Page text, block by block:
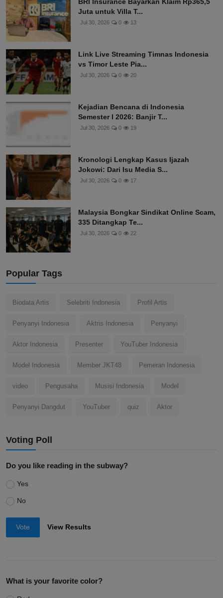
Juta untuk Villa T...
Jul 30, 2026 0 13
Link Live Streaming Timnas Indonesia
vs Timor Leste Pia...
Jul 30, 2026 0 20
Kejadian Bencana di Indonesia
Semester I 2026: Banjir T...
Jul 30, 2026 0 19
Kronologi Lengkap Kasus Ijazah
Jokowi: Dari Isu Media S...
Jul 30, 2026 0 17
Malaysia Bongkar Sindikat Online Scam,
335 Ditangkap Te...
Jul 30, 2026 0 22
Popular Tags
Biodata Artis Selebriti Indonesia Profil Artis
Penyanyi Indonesia Aktris Indonesia Penyanyi
Aktor Indonesia Presenter YouTuber Indonesia
Model Indonesia Member JKT48 Pemeran Indonesia
video Pengusaha Musisi Indonesia Model
Penyanyi Dangdut YouTuber quiz Aktor
Voting Poll
Do you like reading in the subway?
Yes
No
Vote View Results
What is your favorite color?